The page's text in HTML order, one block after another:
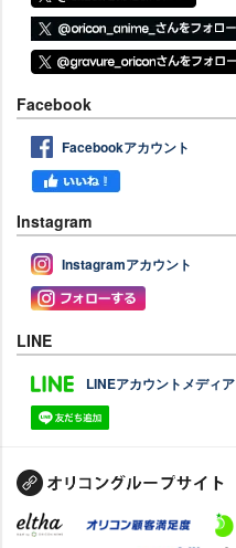
Facebook
Facebookアカウント
Instagram
Instagramアカウント
LINE
LINEアカウントメディア